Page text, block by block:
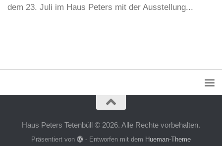
dem 23. Juli im Haus Peters mit der Ausstellung...
Haus Peters Tetenbüll © 2026. Alle Rechte vorbehalten.
Präsentiert von - Entworfen mit dem Hueman-Theme